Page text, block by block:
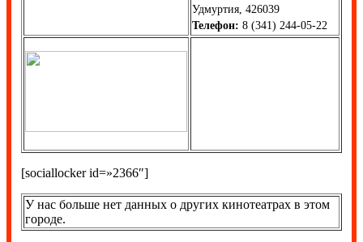
Удмуртия, 426039
Телефон: 8 (341) 244-05-22
[sociallocker id=»2366″]
У нас больше нет данных о других кинотеатрах в этом
городе.